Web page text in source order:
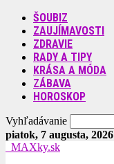
ŠOUBIZ
ZAUJÍMAVOSTI
ZDRAVIE
RADY A TIPY
KRÁSA A MÓDA
ZÁBAVA
HOROSKOP
Vyhľadávanie
piatok, 7 augusta, 2026
MAXky.sk